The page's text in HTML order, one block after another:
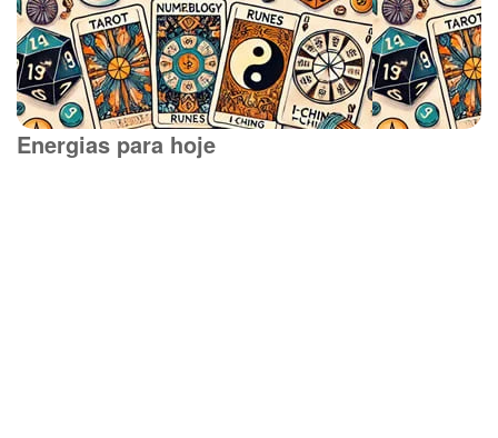
Energias para hoje